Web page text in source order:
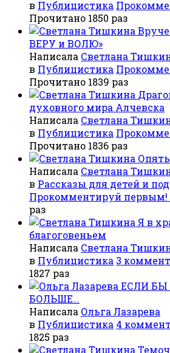
в Публицистика
Прочитано 1850 раз
ВЕРУ и ВОЛЮ»
Написала Светлана
в Публицистика
Прочитано 1839 раз
духовного мира Алчевска
Написала Светлана
в Публицистика
Прочитано 1836 раз
Написала Светлана
в Рассказы для детей и
Прокомментируй первым!
раз
Я в
благоговеньем
Написала Светлана
в Публицистика 3
1827 раз
ЕСЛИ
БОЛЬШЕ…
Написала Ольга Лазарева
в Публицистика 4
1825 раз